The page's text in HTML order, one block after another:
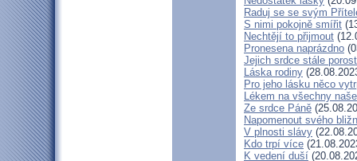
Raduj se se svým
S nimi pokojně smířit
Nechtějí to přijmout
Pronesena naprázdno
Jejich srdce stále
Láska rodiny
Pro jeho lásku něco
Lékem na všechny
Ze srdce Páně
Napomenout svého
V plnosti slávy
Kdo trpí více
K vedení duší